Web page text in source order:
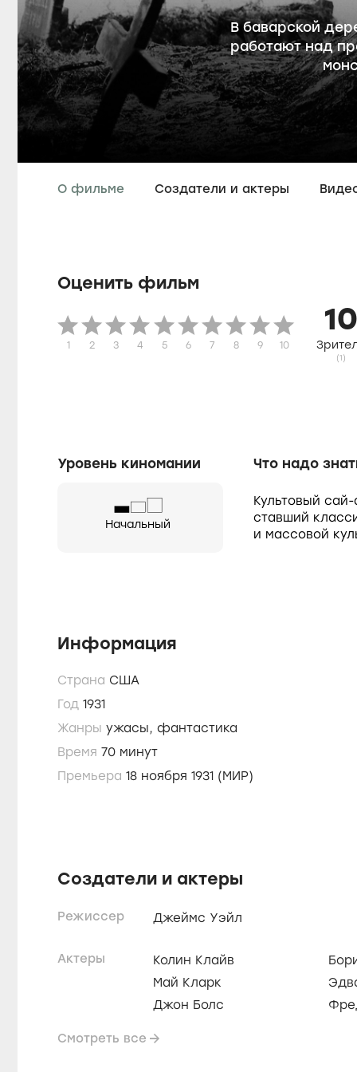
В баварской
работают над
О фильме Создатели и актеры
Оценить фильм
1 2 3 4 5 6 7 8 9 10
10
(1)
Уровень киномании Что надо
Начальный
Культовый
ставший
и массовой
Информация
Страна США
Год 1931
Жанры ужасы, фантастика
Время
70 минут
Премьера 18 ноября 1931 (МИР)
Создатели и актеры
Режиссер Джеймс Уэйл
Актеры
Колин Клайв
Май Кларк
Джон Болс
Смотреть все